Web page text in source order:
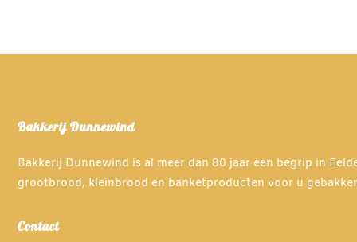
Bakkerij Dunnewind
Bakkerij Dunnewind is al meer dan 80 jaar een begrip in
grootbrood, kleinbrood en banketproducten voor u
Contact